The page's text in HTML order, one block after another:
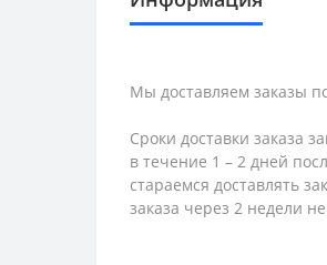
Мы доставляем заказы
Сроки доставки заказа
в течение 1 – 2 дней
стараемся доставлять
заказа через 2 недели